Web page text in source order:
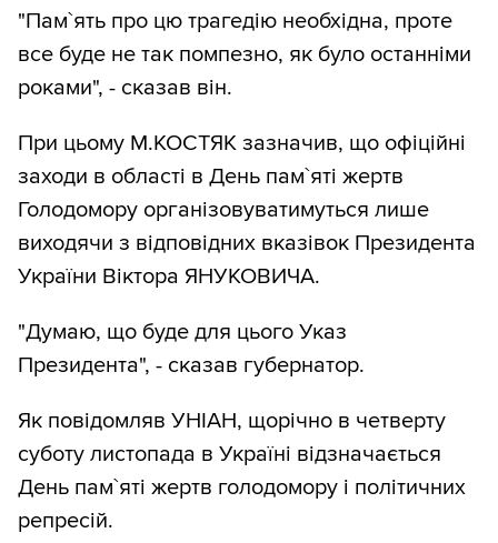
"Пам`ять про цю трагедію необхідна, проте
все буде не так помпезно, як було останніми
роками", - сказав він.
При цьому М.КОСТЯК зазначив, що офіційні
заходи в області в День пам`яті жертв
Голодомору організовуватимуться лише
виходячи з відповідних вказівок Президента
України Віктора ЯНУКОВИЧА.
"Думаю, що буде для цього Указ
Президента", - сказав губернатор.
Як повідомляв УНІАН, щорічно в четверту
суботу листопада в Україні відзначається
День пам`яті жертв голодомору і політичних
репресій.